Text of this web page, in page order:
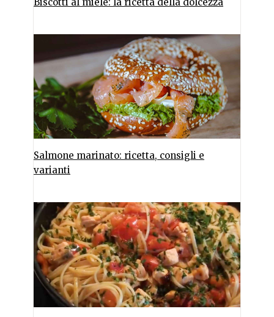
Salmone marinato: ricetta, consigli e
varianti